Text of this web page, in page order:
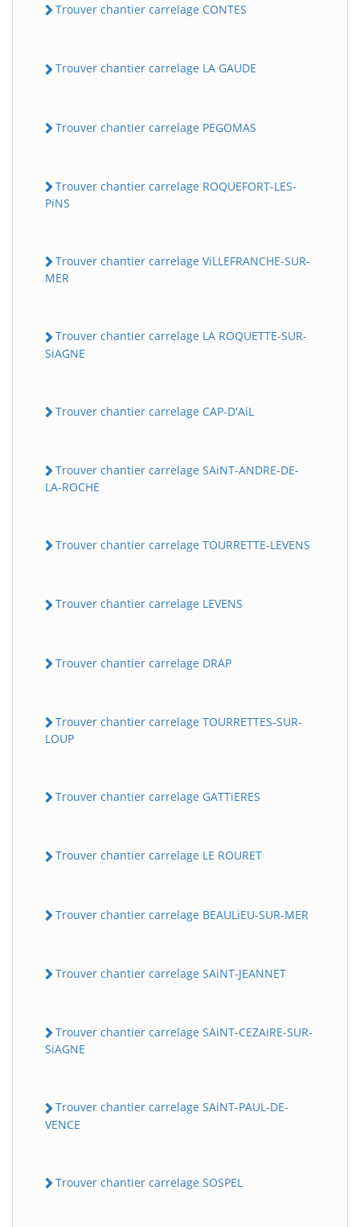
Trouver chantier carrelage CONTES
Trouver chantier carrelage LA GAUDE
Trouver chantier carrelage PEGOMAS
Trouver chantier carrelage ROQUEFORT-LES-
PiNS
Trouver chantier carrelage ViLLEFRANCHE-SUR-
MER
Trouver chantier carrelage LA ROQUETTE-SUR-
SiAGNE
Trouver chantier carrelage CAP-D'AiL
Trouver chantier carrelage SAiNT-ANDRE-DE-
LA-ROCHE
Trouver chantier carrelage TOURRETTE-LEVENS
Trouver chantier carrelage LEVENS
Trouver chantier carrelage DRAP
Trouver chantier carrelage TOURRETTES-SUR-
LOUP
Trouver chantier carrelage GATTiERES
Trouver chantier carrelage LE ROURET
Trouver chantier carrelage BEAULiEU-SUR-MER
Trouver chantier carrelage SAiNT-JEANNET
Trouver chantier carrelage SAiNT-CEZAiRE-SUR-
SiAGNE
Trouver chantier carrelage SAiNT-PAUL-DE-
VENCE
Trouver chantier carrelage SOSPEL